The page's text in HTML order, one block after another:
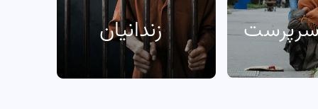
سرپرست زندانیان